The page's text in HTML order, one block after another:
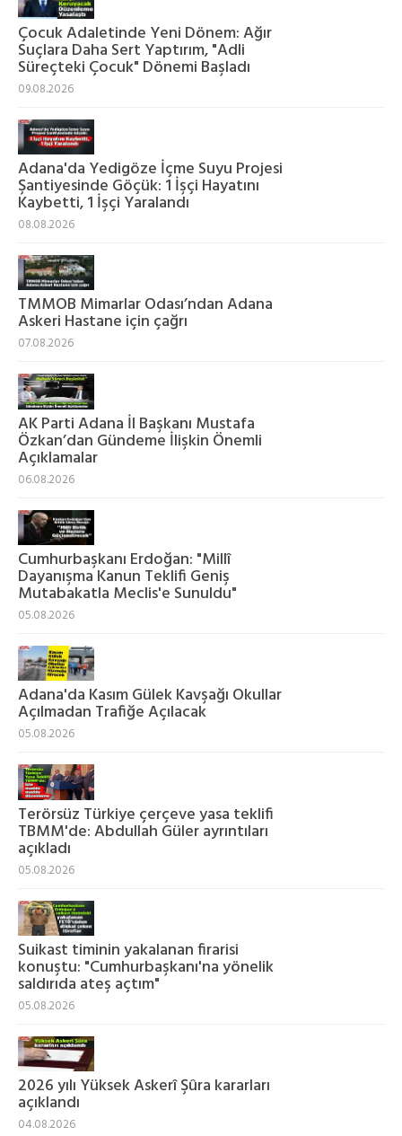
Çocuk Adaletinde Yeni Dönem: Ağır
Suçlara Daha Sert Yaptırım, "Adli
Süreçteki Çocuk" Dönemi Başladı
09.08.2026
Adana'da Yedigöze İçme Suyu Projesi
Şantiyesinde Göçük: 1 İşçi Hayatını
Kaybetti, 1 İşçi Yaralandı
08.08.2026
TMMOB Mimarlar Odası’ndan Adana
Askeri Hastane için çağrı
07.08.2026
AK Parti Adana İl Başkanı Mustafa
Özkan’dan Gündeme İlişkin Önemli
Açıklamalar
06.08.2026
Cumhurbaşkanı Erdoğan: "Millî
Dayanışma Kanun Teklifi Geniş
Mutabakatla Meclis'e Sunuldu"
05.08.2026
Adana'da Kasım Gülek Kavşağı Okullar
Açılmadan Trafiğe Açılacak
05.08.2026
Terörsüz Türkiye çerçeve yasa teklifi
TBMM'de: Abdullah Güler ayrıntıları
açıkladı
05.08.2026
Suikast timinin yakalanan firarisi
konuştu: "Cumhurbaşkanı'na yönelik
saldırıda ateş açtım"
05.08.2026
2026 yılı Yüksek Askerî Şûra kararları
açıklandı
04.08.2026